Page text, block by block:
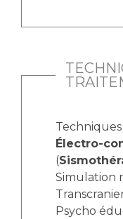
Électro-
(
Simulation
Psycho